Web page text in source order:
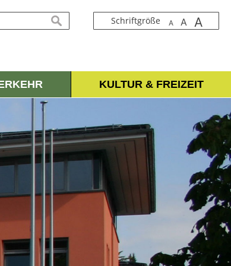
Schriftgröße A A A
suchen
KULTUR & FREIZEIT